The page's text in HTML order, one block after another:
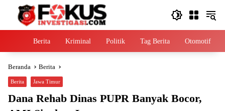
Langsung
HomeBerita Kriminal Politik Tag Berita Otomotif
Beranda Berita
Berita Jawa Timur
Dana Rehab Dinas PUPR Banyak Bocor,